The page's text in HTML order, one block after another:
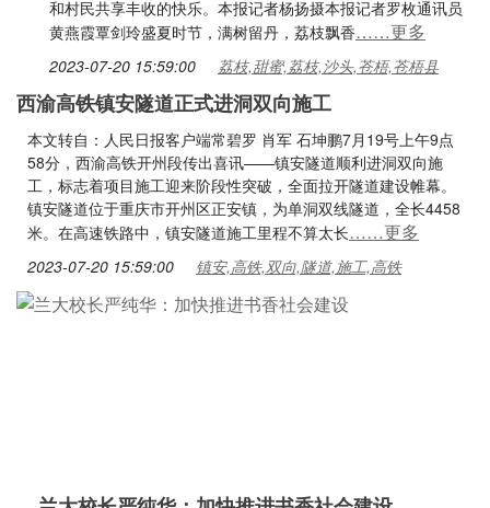
和村民共享丰收的快乐。本报记者杨扬摄本报记者罗枚通讯员
黄燕霞覃剑玲盛夏时节，满树留丹，荔枝飘香……更多
2023-07-20 15:59:00 荔枝,甜蜜,荔枝,沙头,苍梧,苍梧县
西渝高铁镇安隧道正式进洞双向施工
本文转自：人民日报客户端常碧罗 肖军 石坤鹏7月19号上午9点
58分，西渝高铁开州段传出喜讯——镇安隧道顺利进洞双向施
工，标志着项目施工迎来阶段性突破，全面拉开隧道建设帷幕。
镇安隧道位于重庆市开州区正安镇，为单洞双线隧道，全长4458
米。在高速铁路中，镇安隧道施工里程不算太长……更多
2023-07-20 15:59:00 镇安,高铁,双向,隧道,施工,高铁